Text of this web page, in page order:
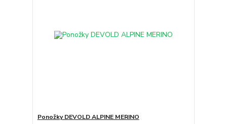
Ponožky DEVOLD ALPINE MERINO